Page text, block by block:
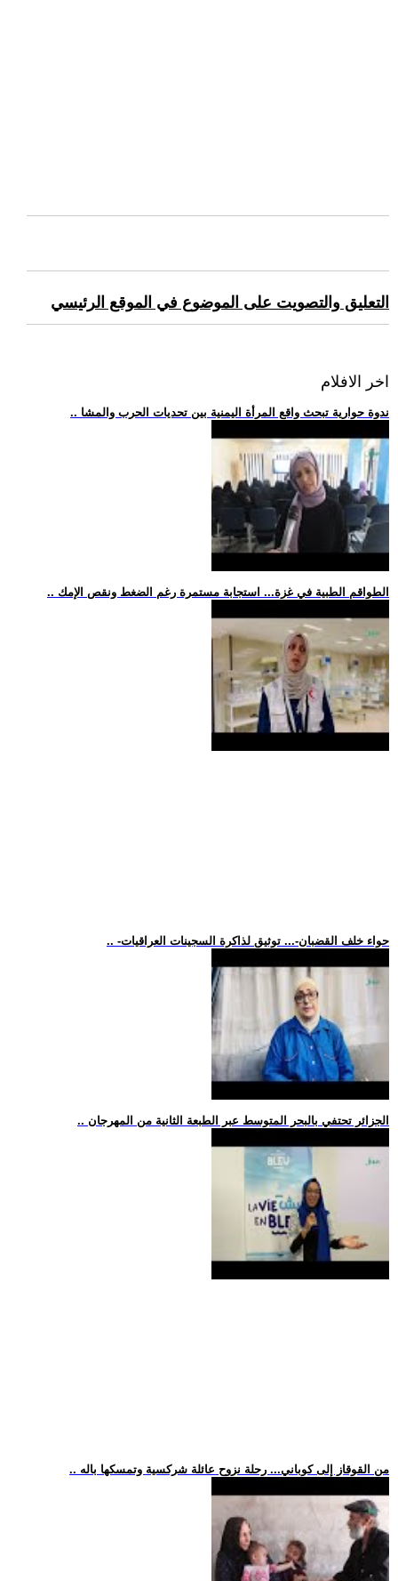
التعليق والتصويت على الموضوع في الموقع الرئيسي
اخر الافلام
.. ندوة حوارية تبحث واقع المرأة اليمنية بين تحديات الحرب والمشا
.. الطواقم الطبية في غزة... استجابة مستمرة رغم الضغط ونقص الإمك
.. -حواء خلف القضبان-... توثيق لذاكرة السجينات العراقيات
.. الجزائر تحتفي بالبحر المتوسط عبر الطبعة الثانية من المهرجان
.. من القوقاز إلى كوباني... رحلة نزوح عائلة شركسية وتمسكها باله